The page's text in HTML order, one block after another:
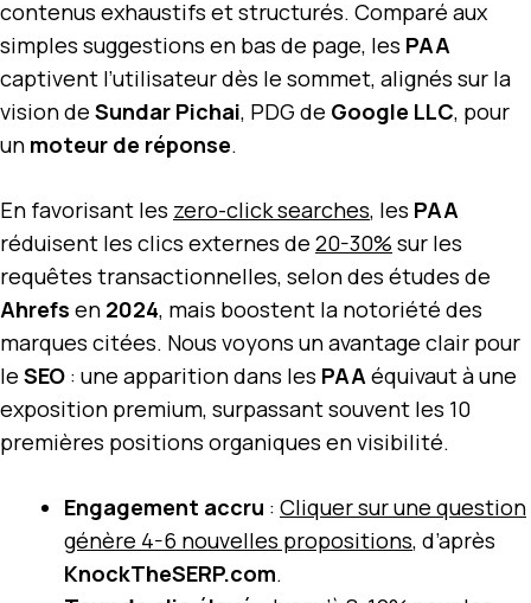
contenus exhaustifs et structurés. Comparé aux
simples suggestions en bas de page, les PAA
captivent l’utilisateur dès le sommet, alignés sur la
vision de Sundar Pichai, PDG de Google LLC, pour
un moteur de réponse.
En favorisant les zero-click searches, les PAA
réduisent les clics externes de 20-30% sur les
requêtes transactionnelles, selon des études de
Ahrefs en 2024, mais boostent la notoriété des
marques citées. Nous voyons un avantage clair pour
le SEO : une apparition dans les PAA équivaut à une
exposition premium, surpassant souvent les 10
premières positions organiques en visibilité.
Engagement accru : Cliquer sur une question
génère 4-6 nouvelles propositions, d’après
KnockTheSERP.com.